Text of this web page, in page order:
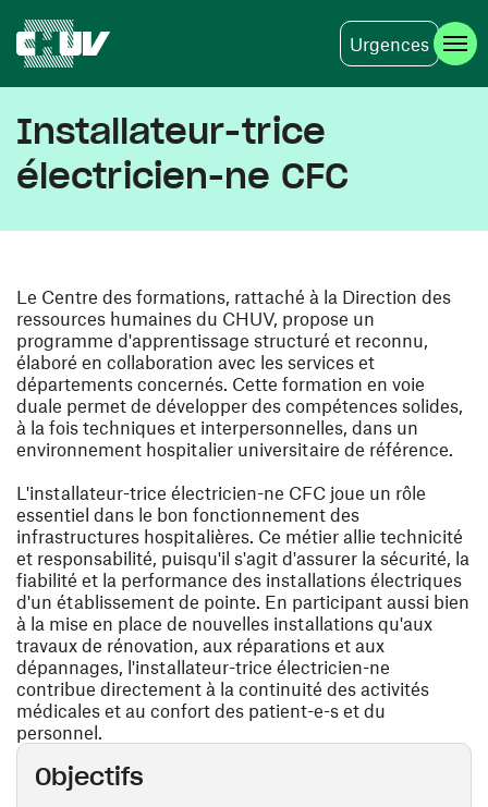
Urgences
Installateur-trice
électricien-ne CFC
Le Centre des formations, rattaché à la Direction des
ressources humaines du CHUV, propose un
programme d'apprentissage structuré et reconnu,
élaboré en collaboration avec les services et
départements concernés. Cette formation en voie
duale permet de développer des compétences solides,
à la fois techniques et interpersonnelles, dans un
environnement hospitalier universitaire de référence.
L'installateur-trice électricien-ne CFC joue un rôle
essentiel dans le bon fonctionnement des
infrastructures hospitalières. Ce métier allie technicité
et responsabilité, puisqu'il s'agit d'assurer la sécurité, la
fiabilité et la performance des installations électriques
d'un établissement de pointe. En participant aussi bien
à la mise en place de nouvelles installations qu'aux
travaux de rénovation, aux réparations et aux
dépannages, l'installateur-trice électricien-ne
contribue directement à la continuité des activités
médicales et au confort des patient-e-s et du
personnel.
Objectifs